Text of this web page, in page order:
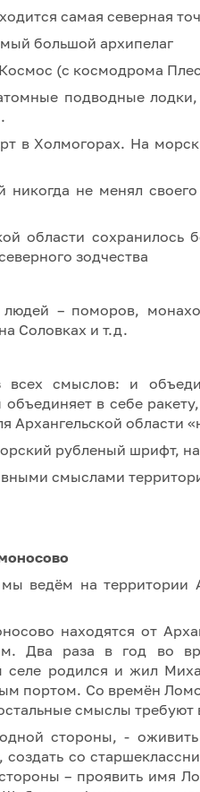
самая северная
большой архипелаг
(с космодрома
подводные
в Холмогорах. На
никогда не менял
области сохранилось
зодчества
– поморов,
Соловках и т.д.
всех смыслов: и
в себе
Архангельской области
рубленый шрифт,
смыслами
ведём на территории
находятся от
Два раза в год во
родился и жил
портом. Со времён
смыслы требуют
стороны, - оживить
создать со
– проявить имя